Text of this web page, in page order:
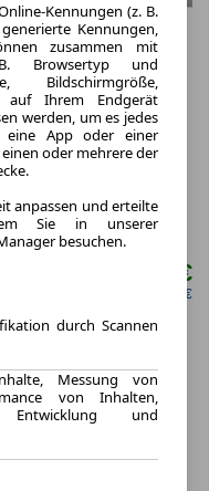
S line
862,00 €
netto mtl. 724,37 €
Kennungen (z. B.
Kennungen,
zusammen mit
Browsertyp und
Bildschirmgröße,
auf Ihrem Endgerät
werden, um es jedes
eine App oder einer
oder mehrere der
anpassen und erteilte
Sie in unserer
besuchen.
durch Scannen
Messung von
von Inhalten,
Entwicklung und